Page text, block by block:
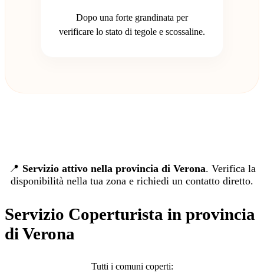
Dopo una forte grandinata per
verificare lo stato di tegole e scossaline.
📍 Servizio attivo nella provincia di Verona. Verifica la
disponibilità nella tua zona e richiedi un contatto diretto.
Servizio Coperturista in provincia
di Verona
Tutti i comuni coperti: